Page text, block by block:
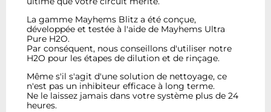
La gamme Mayhems Blitz a été conçue,
développée et testée à l'aide de Mayhems Ultra
Pure H2O.
Par conséquent, nous conseillons d'utiliser notre
H2O pour les étapes de dilution et de rinçage.
Même s'il s'agit d'une solution de nettoyage, ce
n'est pas un inhibiteur efficace à long terme.
Ne le laissez jamais dans votre système plus de 24
heures.